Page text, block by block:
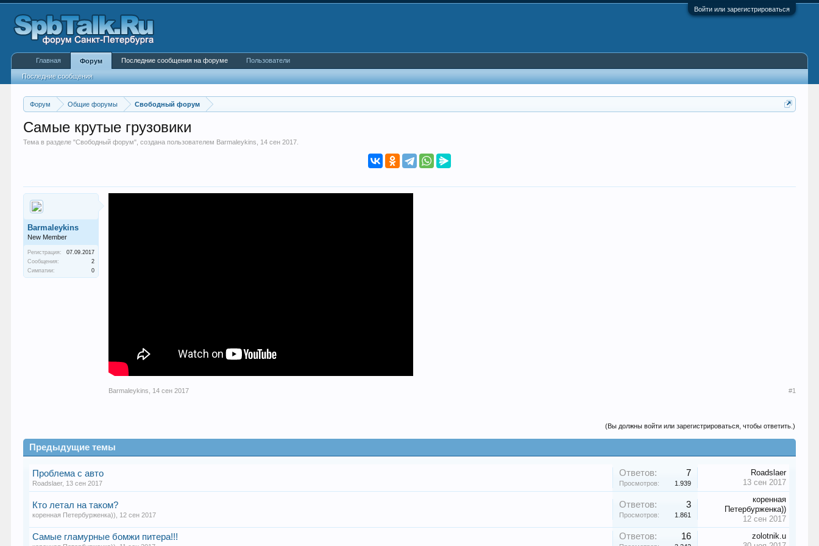
Войти или зарегистрироваться
Форум Общие форумы Свободный форум
Самые крутые грузовики
Тема в разделе "Свободный форум", создана пользователем Barmaleykins 14 сен 2017
Barmaleykins
New Member
Регистрация:
07.09.2017
Сообщения:
2
Симпатии:
0
Barmaleykins 14 сен 2017 #1
(Вы должны войти или зарегистрироваться, чтобы ответить.)
Предыдущие темы
Проблема с авто
Roadslaer, 13 сен 2017
Ответов: 7
Просмотров: 1.939
Roadslaer
13 сен 2017
Кто летал на таком?
коренная Петербурженка)) 12 сен 2017
Ответов: 3
Просмотров: 1.861
коренная
Петербурженка))
12 сен 2017
Самые гламурные бомжи питера!!! Ответов: 16
zolotnik.u
Главная Форум
Последние сообщения
Последние сообщения на форуме Пользователи